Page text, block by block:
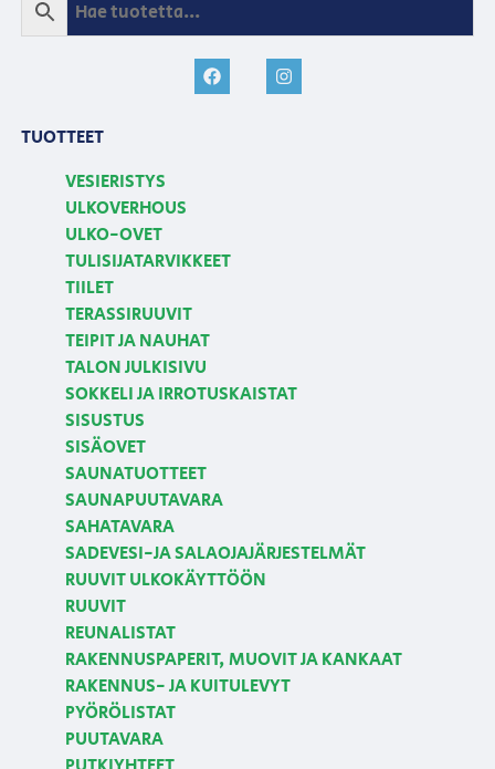
TUOTTEET
VESIERISTYS
ULKOVERHOUS
ULKO-OVET
TULISIJATARVIKKEET
TIILET
TERASSIRUUVIT
TEIPIT JA NAUHAT
TALON JULKISIVU
SOKKELI JA IRROTUSKAISTAT
SISUSTUS
SISÄOVET
SAUNATUOTTEET
SAUNAPUUTAVARA
SAHATAVARA
SADEVESI-JA SALAOJAJÄRJESTELMÄT
RUUVIT ULKOKÄYTTÖÖN
RUUVIT
REUNALISTAT
RAKENNUSPAPERIT, MUOVIT JA KANKAAT
RAKENNUS- JA KUITULEVYT
PYÖRÖLISTAT
PUUTAVARA